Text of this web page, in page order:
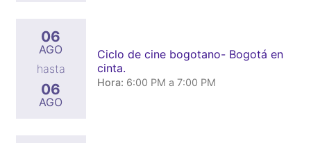
06
AGO
hasta
06
AGO
Ciclo de cine bogotano- Bogotá en
cinta.
Hora: 6:00 PM a 7:00 PM